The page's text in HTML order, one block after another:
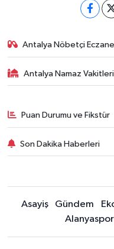
Antalya Nöbetçi
Antalya Namaz Vakitleri
Puan Durumu ve Fikstür
Son Dakika Haberleri
Asayiş Gündem
Alanyaspor